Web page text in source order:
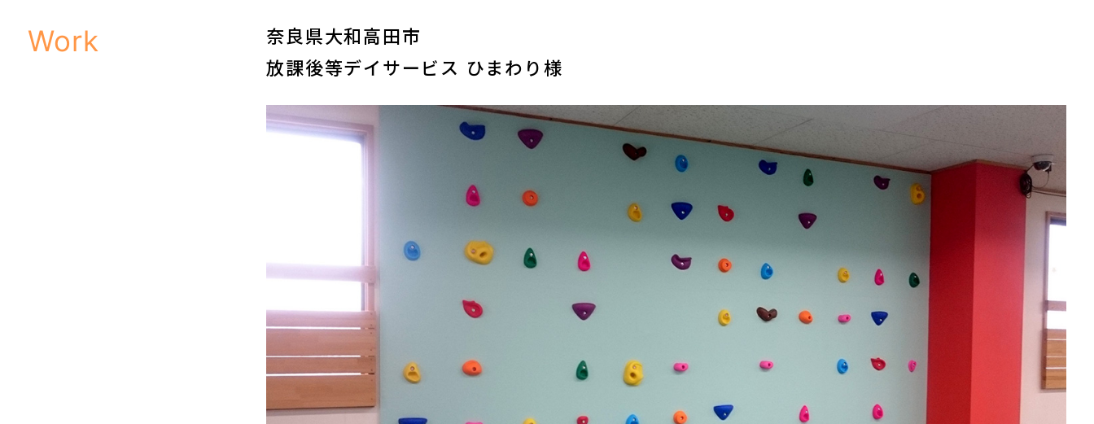
Work
奈良県大和高田市
放課後等デイサービス ひまわり様